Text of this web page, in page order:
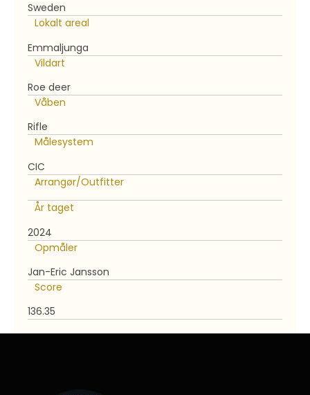
Sweden
Lokalt areal
Emmaljunga
Vildart
Roe deer
Våben
Rifle
Målesystem
CIC
Arrangør/Outfitter
År taget
2024
Opmåler
Jan-Eric Jansson
Score
136.35